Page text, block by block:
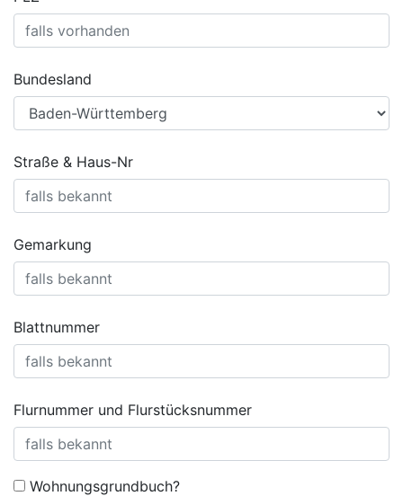
Bundesland
Straße & Haus-Nr
Gemarkung
Blattnummer
Flurnummer und Flurstücksnummer
Wohnungsgrundbuch?